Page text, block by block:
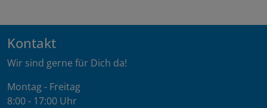
Kontakt
Wir sind gerne für Dich da!
Montag - Freitag
8:00 - 17:00 Uhr